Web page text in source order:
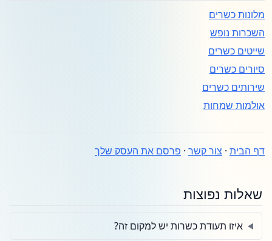
מלונות כשרים
השכרות נופש
שייטים כשרים
סיורים כשרים
שירותים כשרים
אולמות שמחות
דף הבית · צור קשר · פרסם את העסק שלך
שאלות נפוצות
איזו תעודת כשרות יש למקום זה?